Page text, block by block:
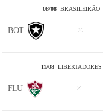
08/08 BRASILEIRÃO
BOT
11/08 LIBERTADORES
FLU